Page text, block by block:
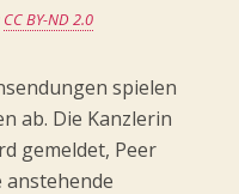
CC BY-ND 2.0
spielen
ab. Die Kanzlerin
gemeldet, Peer
anstehende